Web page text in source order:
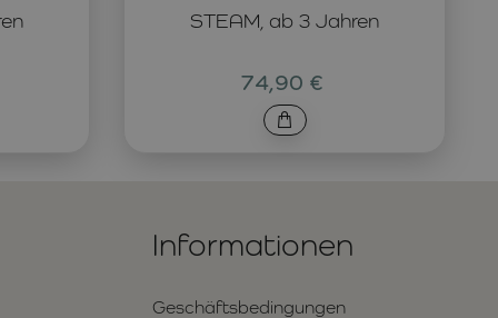
STEAM, ab 3 Jahren
74,90 €
Informationen
Geschäftsbedingungen